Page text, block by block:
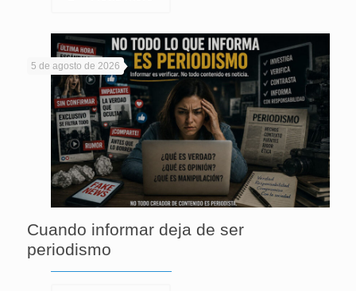
5 de agosto de 2026
Cuando informar deja de ser
periodismo